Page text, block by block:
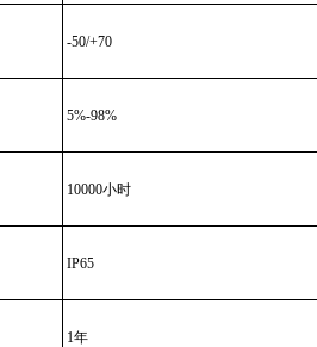
-50/+70
5%-98%
10000小时
IP65
1年